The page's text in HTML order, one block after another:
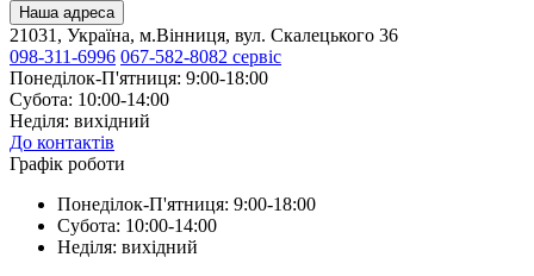
Наша адреса
21031, Україна, м.Вінниця, вул. Скалецького 36
098-311-6996 067-582-8082 сервіс
Понеділок-П'ятниця: 9:00-18:00
Субота: 10:00-14:00
Неділя: вихідний
До контактів
Графік роботи
Понеділок-П'ятниця: 9:00-18:00
Субота: 10:00-14:00
Неділя: вихідний